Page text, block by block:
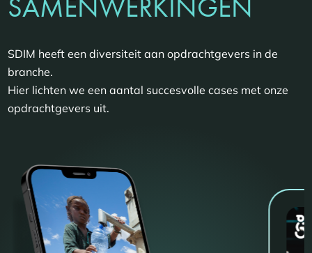
SDIM heeft een diversiteit aan opdrachtgevers in de
branche.
Hier lichten we een aantal succesvolle cases met onze
opdrachtgevers uit.